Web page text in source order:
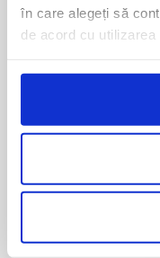
în care alegeți să
de acord cu utilizarea
BARLAD
BECHET
BISTRET
BOTOSANI
BUCURESTI AGENTIE
CALARASI-CL